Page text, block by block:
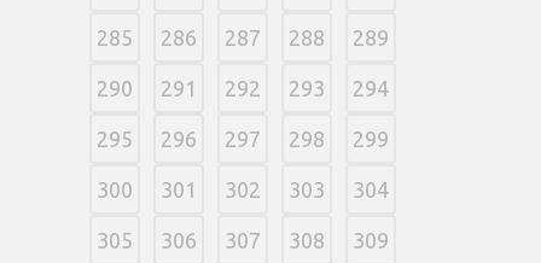
285 286 287 288 289
290 291 292 293 294
295 296 297 298 299
300 301 302 303 304
305 306 307 308 309